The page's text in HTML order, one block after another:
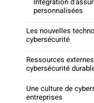
personnalisées
Les nouvelles
cybersécurité
Ressources
cybersécurité
Une culture de
entreprises